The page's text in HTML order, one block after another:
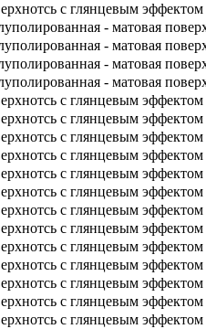
с глянцевым эффектом
- матовая
- матовая
- матовая
- матовая
с глянцевым эффектом
с глянцевым эффектом
с глянцевым эффектом
с глянцевым эффектом
с глянцевым эффектом
с глянцевым эффектом
с глянцевым эффектом
с глянцевым эффектом
с глянцевым эффектом
с глянцевым эффектом
с глянцевым эффектом
с глянцевым эффектом
с глянцевым эффектом